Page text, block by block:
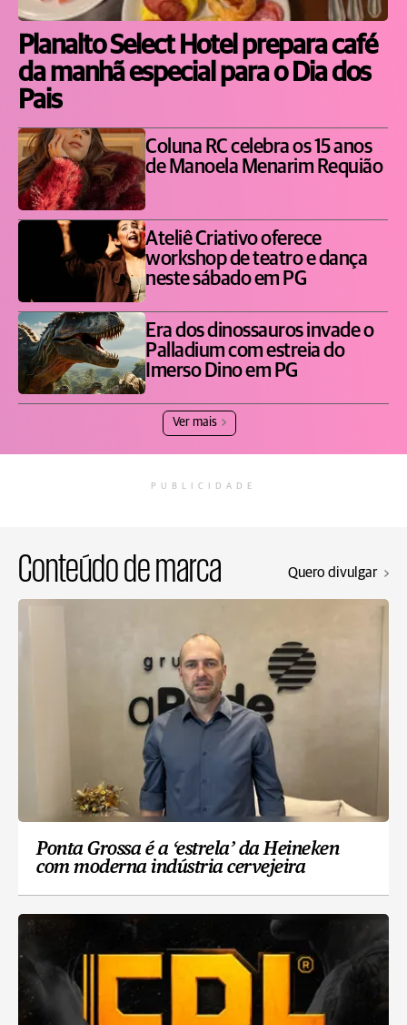
Planalto Select Hotel prepara café
da manhã especial para o Dia dos
Pais
Coluna RC celebra os 15 anos
de Manoela Menarim Requião
Ateliê Criativo oferece
workshop de teatro e dança
neste sábado em PG
Era dos dinossauros invade o
Palladium com estreia do
Imerso Dino em PG
Ver mais
PUBLICIDADE
Conteúdo de marca Quero divulgar
Ponta Grossa é a ‘estrela’ da Heineken
com moderna indústria cervejeira